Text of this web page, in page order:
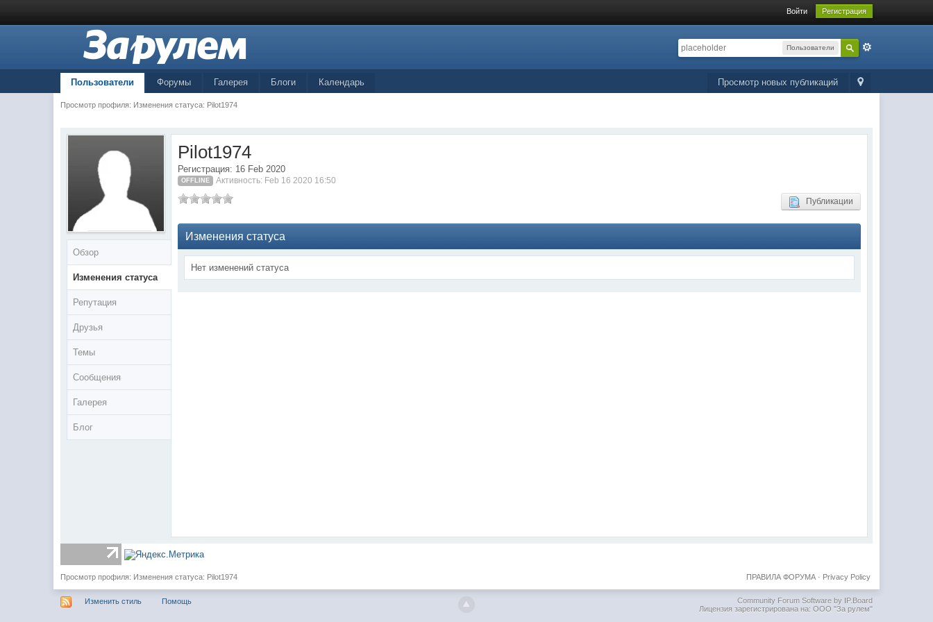
Войти Регистрация
Пользователи
Просмотр новых публикаций
Пользователи Форумы Галерея Блоги Календарь
Просмотр профиля: Изменения статуса: Pilot1974
Обзор
Изменения статуса
Репутация
Друзья
Темы
Сообщения
Галерея
Блог
Pilot1974
Регистрация: 16 Feb 2020
OFFLINE Активность: Feb 16 2020 16:50
Публикации
Изменения статуса
Нет изменений статуса
Просмотр профиля: Изменения статуса: Pilot1974 Privacy Policy
ПРАВИЛА ФОРУМА·
Изменить стиль Помощь
Community Forum Software by IP.Board
Лицензия зарегистрирована на: ООО "За рулем"